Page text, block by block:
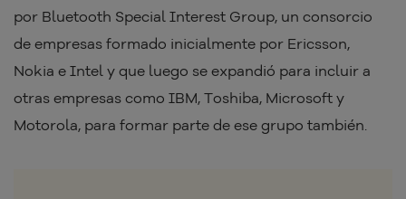
por Bluetooth Special Interest Group, un consorcio
de empresas formado inicialmente por Ericsson,
Nokia e Intel y que luego se expandió para incluir a
otras empresas como IBM, Toshiba, Microsoft y
Motorola, para formar parte de ese grupo también.